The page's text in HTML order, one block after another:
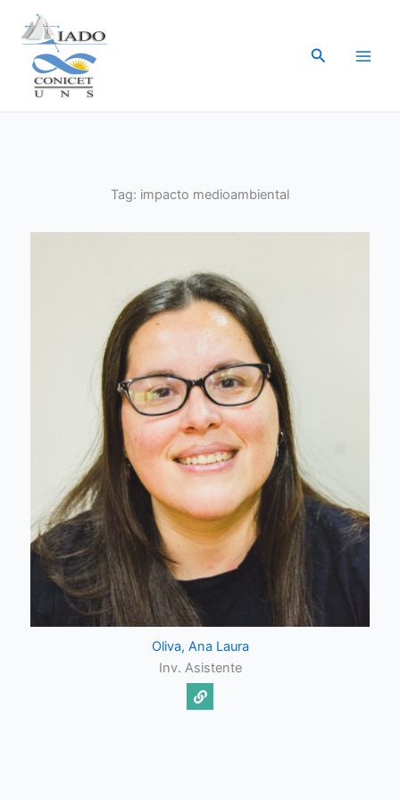
contenido
Buscar
Tag: impacto medioambiental
Oliva, Ana Laura
Inv. Asistente